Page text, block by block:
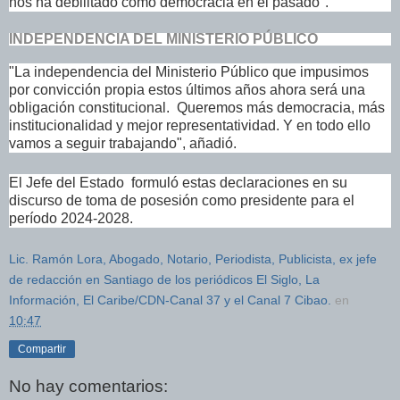
INDEPENDENCIA DEL MINISTERIO PÚBLICO
"La independencia del Ministerio Público que impusimos
por convicción propia estos últimos años ahora será una
obligación constitucional. Queremos más democracia, más
institucionalidad y mejor representatividad. Y en todo ello
vamos a seguir trabajando", añadió.
El Jefe del Estado formuló estas declaraciones en su
discurso de toma de posesión como presidente para el
período 2024-2028.
Lic. Ramón Lora, Abogado, Notario, Periodista, Publicista, ex jefe
de redacción en Santiago de los periódicos El Siglo, La
Información, El Caribe/CDN-Canal 37 y el Canal 7 Cibao. en
10:47
Compartir
No hay comentarios: